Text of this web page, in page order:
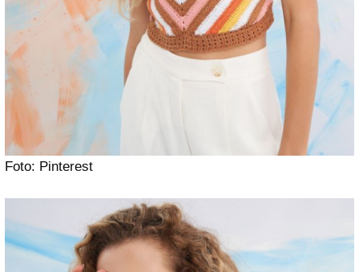
Foto: Pinterest